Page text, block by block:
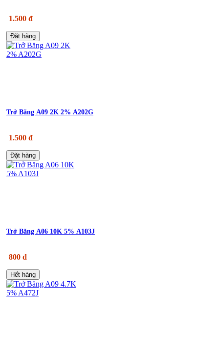
1.500 đ
Đặt hàng
Trở Băng A09 2K 2% A202G
1.500 đ
Đặt hàng
Trở Băng A06 10K 5% A103J
800 đ
Hết hàng